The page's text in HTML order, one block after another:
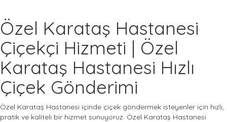
Özel Karataş Hastanesi
Çiçekçi Hizmeti | Özel
Karataş Hastanesi Hızlı
Çiçek Gönderimi
Özel Karataş Hastanesi içinde çiçek göndermek isteyenler için hızlı,
pratik ve kaliteli bir hizmet sunuyoruz. Özel Karataş Hastanesi